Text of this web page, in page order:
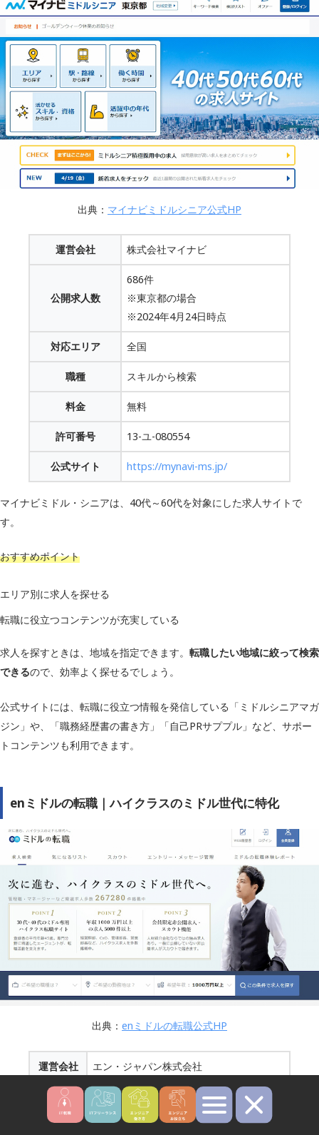
出典： マイナビミドルシニア公式HP
運営会社 株式会社マイナビ
公開求人数
686件
※東京都の場合
※2024年4月24日時点
対応エリア 全国
職種 スキルから検索
料金 無料
許可番号 13-ユ-080554
公式サイト https://mynavi-ms.jp/
マイナビミドル・シニアは、40代～60代を対象にした求人サイトで
す。
おすすめポイント
エリア別に求人を探せる
転職に役立つコンテンツが充実している
求人を探すときは、地域を指定できます。 転職したい地域に絞って検索
できるので、効率よく探せるでしょう。
公式サイトには、転職に役立つ情報を発信している「ミドルシニアマガ
ジン」や、「職務経歴書の書き方」「自己PRサププル」など、サポー
トコンテンツも利用できます。
enミドルの転職｜ハイクラスのミドル世代に特化
出典： enミドルの転職公式HP
運営会社 エン・ジャパン株式会社
公開求人
数
231,951件
※2024年4月24日時点